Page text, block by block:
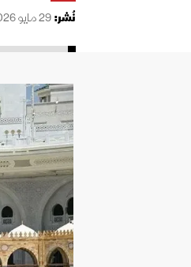
نُشر:29 مايو 2026 13:46